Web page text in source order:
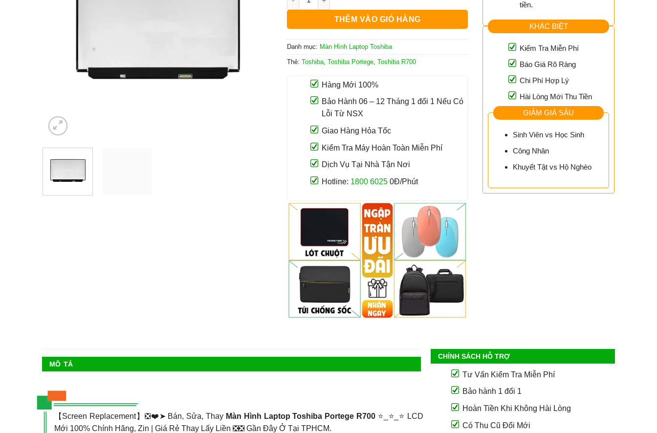
THÊM VÀO GIỎ HÀNG
Danh mục: Màn Hình Laptop Toshiba
Thẻ: Toshiba Toshiba Portege Toshiba R700
Hàng Mới 100%
Bảo Hành 06 – 12 Tháng 1 đổi 1 Nếu Có
Lỗi Từ NSX
Giao Hàng Hỏa Tốc
Kiểm Tra Máy Hoàn Toàn Miễn Phí
Dịch Vụ Tại Nhà Tận Nơi
Hotline: 1800 6025 0Đ/Phút
tiền.
KHÁC BIỆT
Kiểm Tra Miễn Phí
Báo Giá Rõ Ràng
Chi Phí Hợp Lý
Hài Lòng Mới Thu Tiền
GIẢM GIÁ SÂU
Sinh Viên vs Học Sinh
Công Nhân
Khuyết Tật vs Hộ Nghèo
MÔ TẢ
【Screen Replacement】❎❤️➤ Bán, Sửa, Thay Màn Hình Laptop Toshiba Portege R700 ⭐_⭐_⭐ LCD
Mới 100% Chính Hãng, Zin | Giá Rẻ Thay Lấy Liền ❎❎ Gần Đây Ở Tại TPHCM.
CHÍNH SÁCH HỖ TRỢ
Tư Vấn Kiểm Tra Miễn Phí
Bảo hành 1 đổi 1
Hoàn Tiền Khi Không Hài Lòng
Có Thu Cũ Đổi Mới